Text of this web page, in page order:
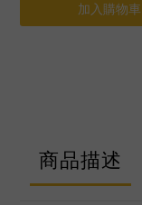
加入購物車
商品描述